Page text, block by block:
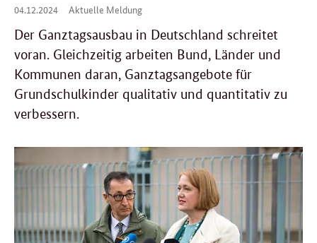
04.12.2024 04.
2024
Aktuelle Meldung
Der Ganztagsausbau in Deutschland schreitet
voran. Gleichzeitig arbeiten Bund, Länder und
Kommunen daran, Ganztagsangebote für
Grundschulkinder qualitativ und quantitativ zu
verbessern.